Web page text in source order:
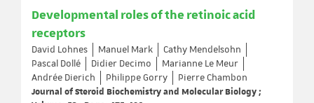
Developmental roles of the retinoic acid
receptors
David Lohnes Manuel Mark
Cathy Mendelsohn
Pascal Dollé
Didier Decimo
Marianne Le Meur
Andrée Dierich
Philippe Gorry
Pierre Chambon
Journal of Steroid Biochemistry and Molecular Biology ;